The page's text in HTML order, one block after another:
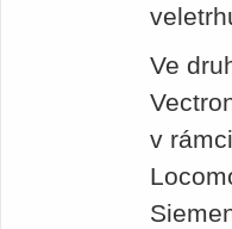
Ve
v